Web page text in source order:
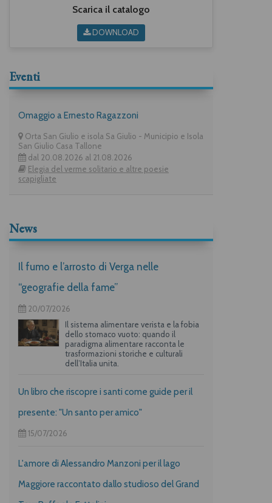
Scarica il catalogo
DOWNLOAD
Eventi
Omaggio a Ernesto Ragazzoni
Orta San Giulio e isola Sa Giulio - Municipio e Isola
San Giulio Casa Tallone
dal 20.08.2026 al 21.08.2026
Elegia del verme solitario e altre poesie
scapigliate
News
Il fumo e l’arrosto di Verga nelle
“geografie della fame”
20/07/2026
Il sistema alimentare verista e la fobia
dello stomaco vuoto: quando il
paradigma alimentare racconta le
trasformazioni storiche e culturali
dell’Italia unita.
Un libro che riscopre i santi come guide per il
presente: "Un santo per amico"
15/07/2026
L'amore di Alessandro Manzoni per il lago
Maggiore raccontato dallo studioso del Grand